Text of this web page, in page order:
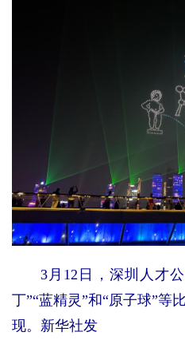
3月12日，深圳人才公
丁”“蓝精灵”和“原子球”等
现。新华社发